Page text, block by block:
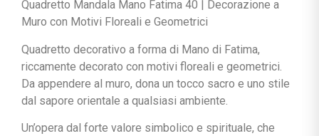
Quadretto Mandala Mano Fatima 40 | Decorazione a
Muro con Motivi Floreali e Geometrici
Quadretto decorativo a forma di Mano di Fatima,
riccamente decorato con motivi floreali e geometrici.
Da appendere al muro, dona un tocco sacro e uno stile
dal sapore orientale a qualsiasi ambiente.
Un’opera dal forte valore simbolico e spirituale, che